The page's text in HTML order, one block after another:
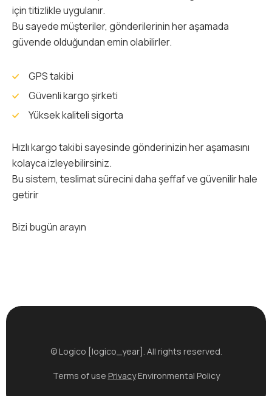
için titizlikle uygulanır.
Bu sayede müşteriler, gönderilerinin her aşamada
güvende olduğundan emin olabilirler.
GPS takibi
Güvenli kargo şirketi
Yüksek kaliteli sigorta
Hızlı kargo takibi sayesinde gönderinizin her aşamasını
kolayca izleyebilirsiniz.
Bu sistem, teslimat sürecini daha şeffaf ve güvenilir hale
getirir
Bizi bugün arayın
© Logico [logico_year]. All rights reserved.
Terms of use PrivacyEnvironmental Policy